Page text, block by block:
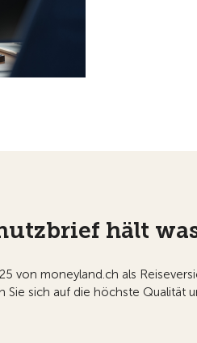
hält
von moneyland.ch als
Sie sich auf die höchste Qualität